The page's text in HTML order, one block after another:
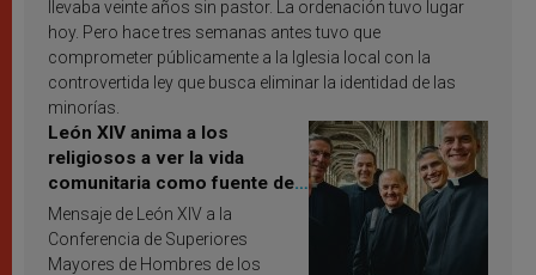
llevaba veinte años sin pastor. La ordenación tuvo lugar
hoy. Pero hace tres semanas antes tuvo que
comprometer públicamente a la Iglesia local con la
controvertida ley que busca eliminar la identidad de las
minorías.
León XIV anima a los
religiosos a ver la vida
comunitaria como fuente de
inspiración y santificación
Mensaje de León XIV a la
Conferencia de Superiores
Mayores de Hombres de los